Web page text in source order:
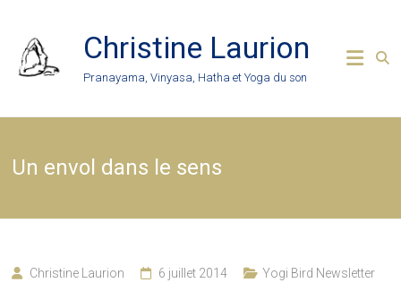
content
Christine Laurion
Pranayama, Vinyasa, Hatha et Yoga du son
Un envol dans le sens
Christine Laurion 6 juillet 2014 Yogi Bird Newsletter